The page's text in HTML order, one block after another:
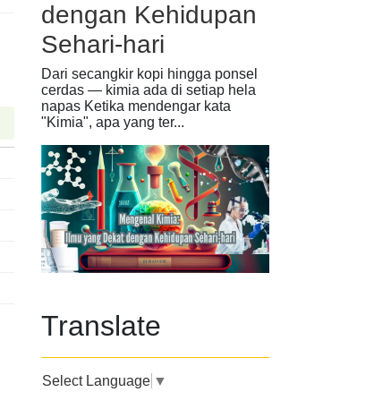
dengan Kehidupan
Sehari-hari
Dari secangkir kopi hingga ponsel
cerdas — kimia ada di setiap hela
napas Ketika mendengar kata
"Kimia", apa yang ter...
Translate
Select Language ▼